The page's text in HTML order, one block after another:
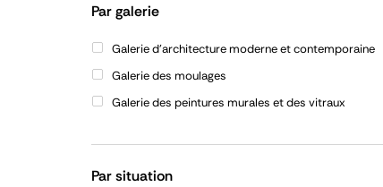
Par galerie
Galerie d'architecture moderne et contemporaine
Galerie des moulages
Galerie des peintures murales et des vitraux
Par situation